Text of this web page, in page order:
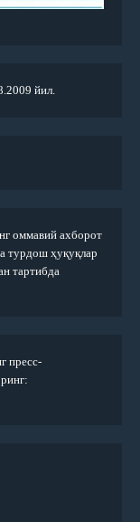
йил.
оммавий ахборот
турдош ҳуқуқлар
тартибда
пресс-